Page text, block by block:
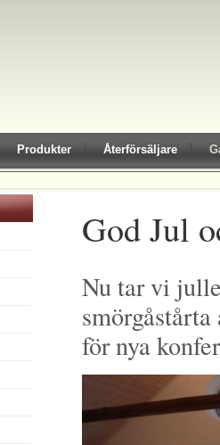
Produkter Återförsäljare
God Jul
Nu tar vi
för nya